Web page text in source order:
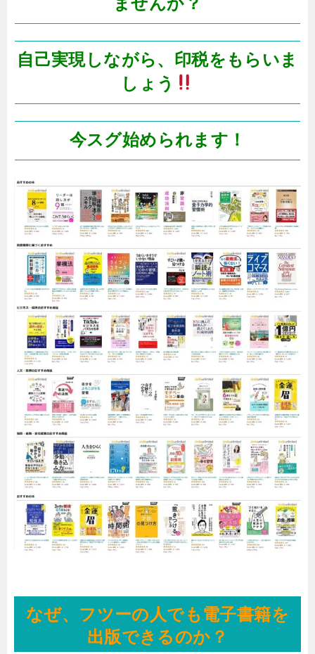
自己実現しながら、印税をもらいま
しょう
今スグ始められます！
なぜ、フツーの人でも電子書籍を
出版できるのか？